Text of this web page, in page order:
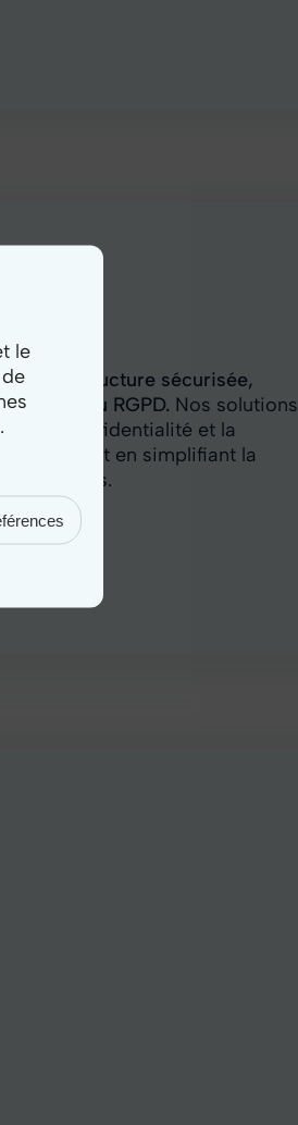
le
infrastructure sécurisée,
au RGPD. Nos solutions
la confidentialité et la
tout en simplifiant la
équipes.